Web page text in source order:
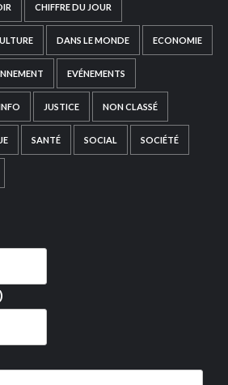
CHIFFRE DU JOUR
DANS LE MONDE ECONOMIE
EVÉNEMENTS
JUSTICE NON CLASSÉ
SANTÉ SOCIAL SOCIÉTÉ